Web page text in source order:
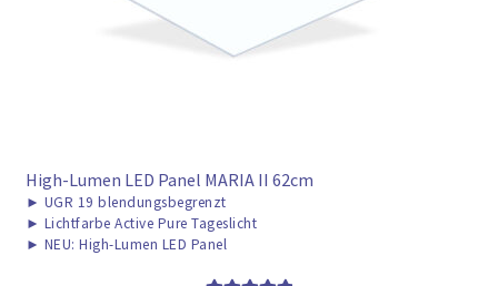
High-Lumen LED Panel MARIA II 62cm
► UGR 19 blendungsbegrenzt
► Lichtfarbe Active Pure Tageslicht
► NEU: High-Lumen LED Panel